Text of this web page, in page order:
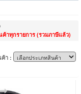
ค้าทุกรายการ (รวมภาษีแล้ว)
ค้า :